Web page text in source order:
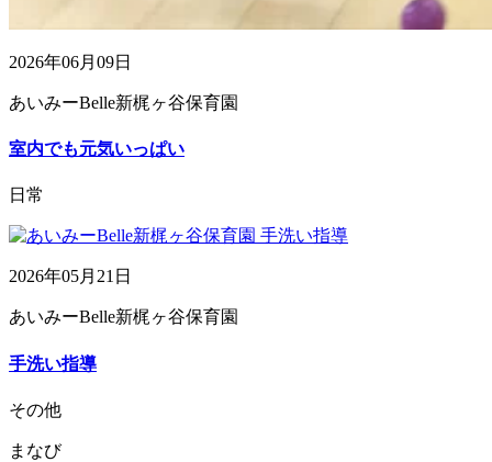
2026年06月09日
あいみーBelle新梶ヶ谷保育園
室内でも元気いっぱい
日常
2026年05月21日
あいみーBelle新梶ヶ谷保育園
手洗い指導
その他
まなび